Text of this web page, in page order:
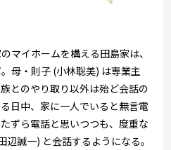
マイホームを構える田島家は、
母・則子 (小林聡美) は専業主
とのやり取り以外は殆ど会話の
日中、家に一人でいると無言電
ずら電話と思いつつも、度重な
誠一) と会話するようになる。